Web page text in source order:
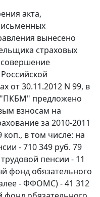
акта,
вынесено
страховых
совершение
от 30.11.2012 N 99, в
предложено
взносам на
за 2010-2011
коп., в том числе: на
- 710 349 руб. 79
пенсии - 11
фонд обязательного
- ФФОМС) - 41 312